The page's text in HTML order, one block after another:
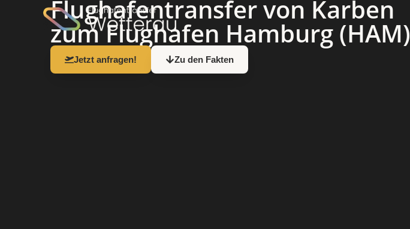
Flughafen­transfer von Karben
zum Flughafen Hamburg (HAM)
Jetzt anfragen! Zu den Fakten